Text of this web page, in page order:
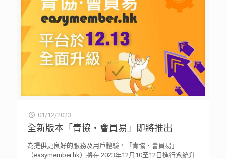
01/12/2023
全新版本「青協・會員易」即將推出
為提供更良好的服務及用戶體驗，「青協・會員易」
（easymember.hk）將在 2023年12月10至12日進行系統升